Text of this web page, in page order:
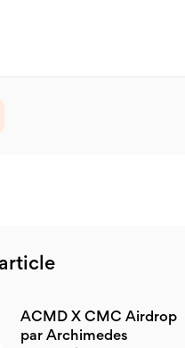
ACMD X CMC Airdrop
par Archimedes